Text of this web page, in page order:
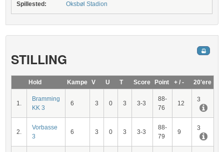
Spillested: Oksbøl Stadion
STILLING
Hold Kampe V U T Score Point + / - 20'ere
1.
Bramming
KK 3
6 3 0 3 3-3
88-
76
12
3
2.
Vorbasse
3
6 3 0 3 3-3
88-
79
9
3